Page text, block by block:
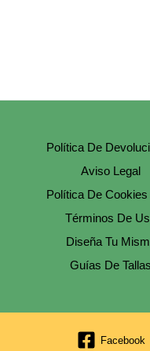
Política De
Aviso Legal
Política De Cookies
Términos De
Diseña Tu
Guías De Tallas
Facebook